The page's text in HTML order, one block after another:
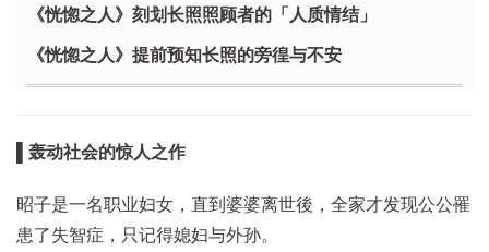
《恍惚之人》刻划长照照顾者的「人质情结」
《恍惚之人》提前预知长照的旁徨与不安
▌轰动社会的惊人之作
昭子是一名职业妇女，直到婆婆离世後，全家才发现公公罹
患了失智症，只记得媳妇与外孙。